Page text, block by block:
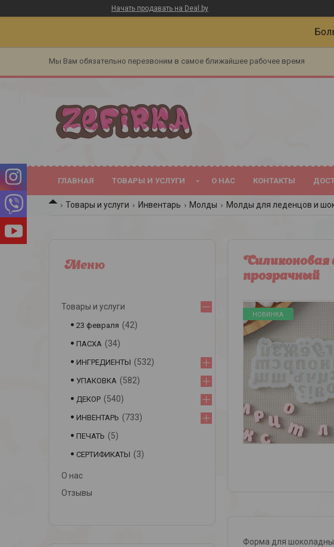
Начать продавать на Deal.by
Мы Вам обязательно перезвоним в самое ближайшее рабочее время
ГЛАВНАЯ ТОВАРЫ И УСЛУГИ О НАС КОНТАКТЫ
Товары и услуги Инвентарь Молды Молды для леденцов и
Силиконовая
прозрачный
НОВИНКА
Форма для
Товары и услуги
23 февраля 42
ПАСХА 34
ИНГРЕДИЕНТЫ 532
УПАКОВКА 582
ДЕКОР 540
ИНВЕНТАРЬ 733
ПЕЧАТЬ 5
СЕРТИФИКАТЫ 3
О нас
Отзывы